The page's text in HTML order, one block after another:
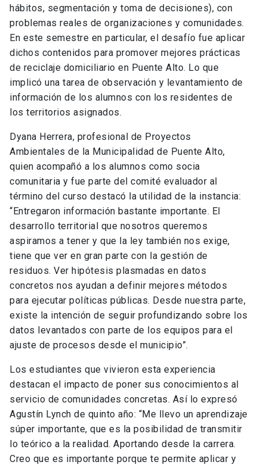
hábitos, segmentación y toma de decisiones), con
problemas reales de organizaciones y comunidades.
En este semestre en particular, el desafío fue aplicar
dichos contenidos para promover mejores prácticas
de reciclaje domiciliario en Puente Alto. Lo que
implicó una tarea de observación y levantamiento de
información de los alumnos con los residentes de
los territorios asignados.
Dyana Herrera, profesional de Proyectos
Ambientales de la Municipalidad de Puente Alto,
quien acompañó a los alumnos como socia
comunitaria y fue parte del comité evaluador al
término del curso destacó la utilidad de la instancia:
“Entregaron información bastante importante. El
desarrollo territorial que nosotros queremos
aspiramos a tener y que la ley también nos exige,
tiene que ver en gran parte con la gestión de
residuos. Ver hipótesis plasmadas en datos
concretos nos ayudan a definir mejores métodos
para ejecutar políticas públicas. Desde nuestra parte,
existe la intención de seguir profundizando sobre los
datos levantados con parte de los equipos para el
ajuste de procesos desde el municipio”.
Los estudiantes que vivieron esta experiencia
destacan el impacto de poner sus conocimientos al
servicio de comunidades concretas. Así lo expresó
Agustín Lynch de quinto año: “Me llevo un aprendizaje
súper importante, que es la posibilidad de transmitir
lo teórico a la realidad. Aportando desde la carrera.
Creo que es importante porque te permite aplicar y